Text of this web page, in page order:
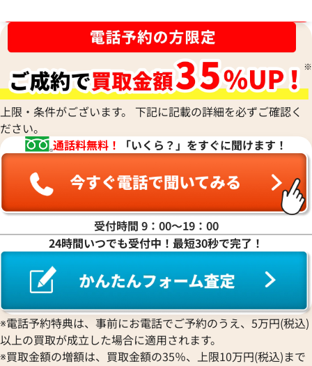
17,000
2025年8月3日時点
上限・条件がございます。 下記に記載の詳細を必ずご確認く
ださい。
通話料無料！
「いくら？」をすぐに聞けます！
受付時間 9：00〜19：00
24時間いつでも受付中！最短30秒で完了！
※電話予約特典は、事前にお電話でご予約のうえ、5万円(税込)
以上の買取が成立した場合に適用されます。
※買取金額の増額は、買取金額の35％、上限10万円(税込)まで